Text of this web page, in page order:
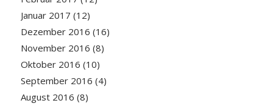
Januar 2017 (12)
Dezember 2016 (16)
November 2016 (8)
Oktober 2016 (10)
September 2016 (4)
August 2016 (8)